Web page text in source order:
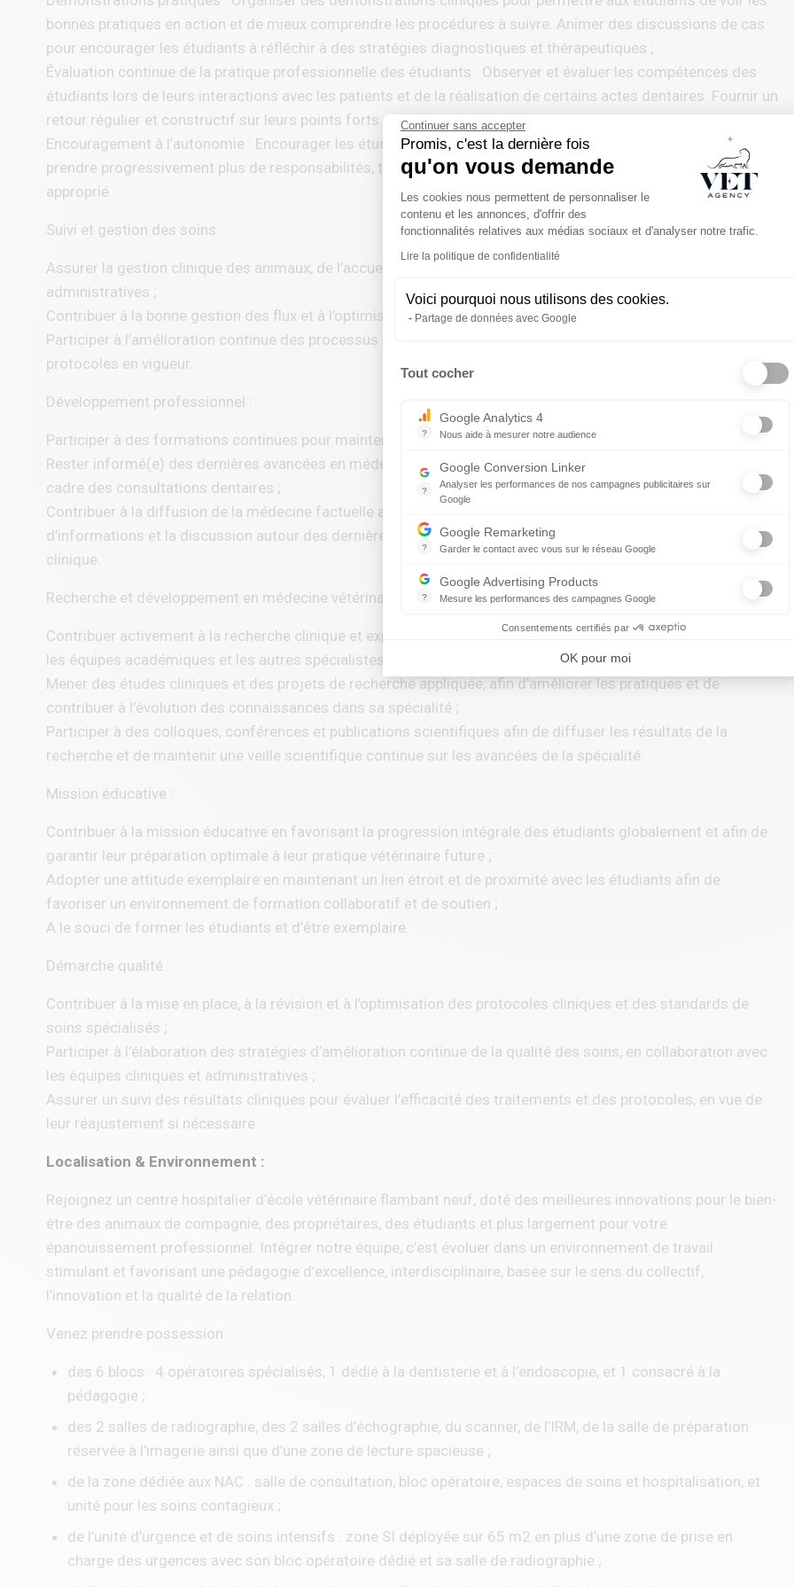
Continuer sans accepter
Promis, c'est la dernière fois
qu'on vous demande
Plateforme de Gestion du
Les cookies nous permettent de personnaliser le
contenu et les annonces, d'offrir des
fonctionnalités relatives aux médias sociaux et d'analyser notre trafic.
Lire la politique de confidentialité
Voici pourquoi nous utilisons des cookies.
Partage de données avec Google
Tout cocher
?
Google Analytics 4
Nous aide à mesurer notre audience
?
Google Conversion Linker
Analyser les performances de nos campagnes publicitaires sur
Google
?
Google Remarketing
Garder le contact avec vous sur le réseau Google
?
Google Advertising Products
Mesure les performances des campagnes Google
Consentements certifiés par
OK pour moi
bonnes pratiques en action et de mieux comprendre les procédures à suivre. Animer des discussions de cas
pour encourager les étudiants à réfléchir à des stratégies diagnostiques et thérapeutiques ;
Évaluation continue de la pratique professionnelle des étudiants : Observer et évaluer les compétences des
étudiants lors de leurs interactions avec les patients et de la réalisation de certains actes dentaires. Fournir un
retour régulier et constructif sur leurs points forts et les axes d’amélioration ;
Encouragement à l’autonomie : Encourager les étudiants à développer leur autonomie en leur permettant de
prendre progressivement plus de responsabilités, tout en assurant une supervision constante et un soutien
approprié.
Suivi et gestion des soins :
Assurer la gestion clinique des animaux, de l’accueil à la sortie, en coordination avec les équipes techniques et
administratives ;
Contribuer à la bonne gestion des flux et à l’optimisation de l’organisation clinique au sein du centre ;
Participer à l’amélioration continue des processus de soin en dentisterie, en appliquant et révisant les
protocoles en vigueur.
Développement professionnel :
Participer à des formations continues pour maintenir à jour les connaissances cliniques et pédagogiques ;
Rester informé(e) des dernières avancées en médecine vétérinaire et appliquer les bonnes pratiques dans le
cadre des consultations dentaires ;
Contribuer à la diffusion de la médecine factuelle au sein du centre hospitalier, en encourageant l’échange
d’informations et la discussion autour des dernières recherches et de leur application dans la pratique
clinique.
Recherche et développement en médecine vétérinaire spécialisée :
Contribuer activement à la recherche clinique et expérimentale en dentisterie vétérinaire, en collaboration avec
les équipes académiques et les autres spécialistes du CHEV ;
Mener des études cliniques et des projets de recherche appliquée, afin d’améliorer les pratiques et de
contribuer à l’évolution des connaissances dans sa spécialité ;
Participer à des colloques, conférences et publications scientifiques afin de diffuser les résultats de la
recherche et de maintenir une veille scientifique continue sur les avancées de la spécialité.
Mission éducative :
Contribuer à la mission éducative en favorisant la progression intégrale des étudiants globalement et afin de
garantir leur préparation optimale à leur pratique vétérinaire future ;
Adopter une attitude exemplaire en maintenant un lien étroit et de proximité avec les étudiants afin de
favoriser un environnement de formation collaboratif et de soutien ;
A le souci de former les étudiants et d’être exemplaire.
Démarche qualité :
Contribuer à la mise en place, à la révision et à l’optimisation des protocoles cliniques et des standards de
soins spécialisés ;
Participer à l’élaboration des stratégies d’amélioration continue de la qualité des soins, en collaboration avec
les équipes cliniques et administratives ;
Assurer un suivi des résultats cliniques pour évaluer l’efficacité des traitements et des protocoles, en vue de
leur réajustement si nécessaire.
Localisation & Environnement :
Rejoignez un centre hospitalier d’école vétérinaire flambant neuf, doté des meilleures innovations pour le bien-
être des animaux de compagnie, des propriétaires, des étudiants et plus largement pour votre
épanouissement professionnel. Intégrer notre équipe, c’est évoluer dans un environnement de travail
stimulant et favorisant une pédagogie d’excellence, interdisciplinaire, basée sur le sens du collectif,
l’innovation et la qualité de la relation.
Venez prendre possession :
des 6 blocs : 4 opératoires spécialisés, 1 dédié à la dentisterie et à l’endoscopie, et 1 consacré à la
pédagogie ;
des 2 salles de radiographie, des 2 salles d’échographie, du scanner, de l’IRM, de la salle de préparation
réservée à l’imagerie ainsi que d’une zone de lecture spacieuse ;
de la zone dédiée aux NAC : salle de consultation, bloc opératoire, espaces de soins et hospitalisation, et
unité pour les soins contagieux ;
de l’unité d’urgence et de soins intensifs : zone SI déployée sur 65 m2 en plus d’une zone de prise en
charge des urgences avec son bloc opératoire dédié et sa salle de radiographie ;